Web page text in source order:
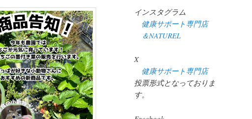
インスタグラム
健康サポート専門店
＆NATUREL
X
健康サポート専門店
投票形式となっておりま
す。